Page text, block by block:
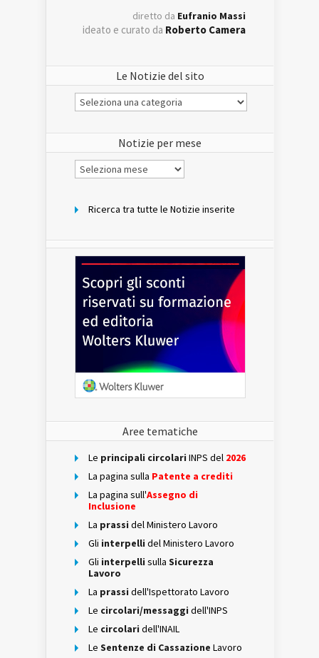
diretto da Eufranio Massi
ideato e curato da Roberto Camera
Le Notizie del sito
Le
Notizie
Notizie per mese
Notizie
per
Ricerca tra tutte le Notizie inserite
Aree tematiche
Le principali circolari INPS del 2026
La pagina sulla Patente a crediti
La pagina sull'Assegno di
Inclusione
La prassi del Ministero Lavoro
Gli interpelli del Ministero Lavoro
Gli interpelli sulla Sicurezza
Lavoro
La prassi dell'Ispettorato Lavoro
Le circolari/messaggi dell'INPS
Le circolari dell'INAIL
Le Sentenze di Cassazione Lavoro